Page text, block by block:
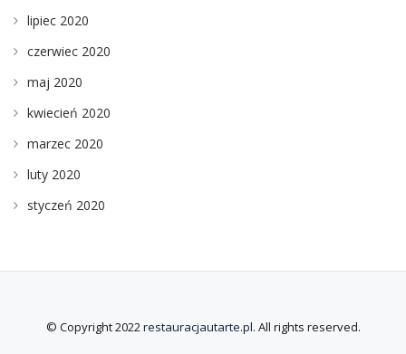
lipiec 2020
czerwiec 2020
maj 2020
kwiecień 2020
marzec 2020
luty 2020
styczeń 2020
© Copyright 2022restauracjautarte.pl. All rights reserved.